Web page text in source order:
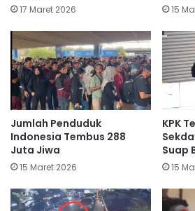
17 Maret 2026 15
Jumlah Penduduk
Indonesia Tembus 288
Juta Jiwa
15 Maret 2026
KPK
Suap
15